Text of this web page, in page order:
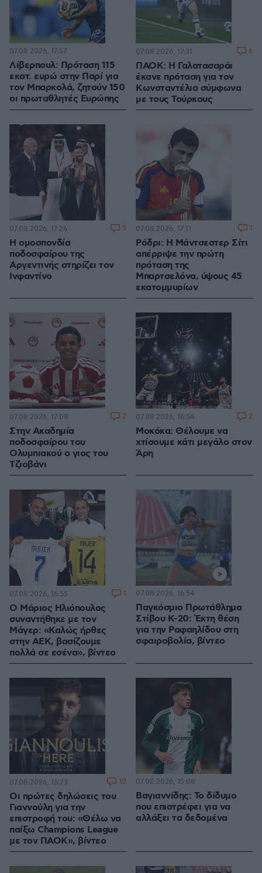
Λίβερπουλ: Πρόταση 115
εκατ. ευρώ στην Παρί για
τον Μπαρκολά, ζητούν 150
οι πρωταθλητές Ευρώπης
07.08.2026, 17:57
ΠΑΟΚ: Η Γαλατασαράι
έκανε πρόταση για τον
Κωνσταντέλια σύμφωνα
με τους Τούρκους
07.08.2026, 17:31 6
Η ομοσπονδία
ποδοσφαίρου της
Αργεντινής στηρίζει τον
Ινφαντίνο
07.08.2026, 17:26 5
Ρόδρι: Η Μάντσεστερ Σίτι
απέρριψε την πρώτη
πρόταση της
Μπαρτσελόνα, ύψους 45
εκατομμυρίων
07.08.2026, 17:11 1
Στην Ακαδημία
ποδοσφαίρου του
Ολυμπιακού ο γιος του
Τζιοβάνι
07.08.2026, 17:08 2
Μοκόκα: Θέλουμε να
χτίσουμε κάτι μεγάλο στον
Άρη
07.08.2026, 16:56 2
Ο Μάριος Ηλιόπουλος
συναντήθηκε με τον
Μάγερ: «Καλώς ήρθες
στην ΑΕΚ, βασίζουμε
πολλά σε εσένα», βίντεο
07.08.2026, 16:55 1
Παγκόσμιο Πρωτάθλημα
Στίβου Κ-20: Έκτη θέση
για την Ραφαηλίδου στη
σφαιροβολία, βίντεο
07.08.2026, 16:54
Οι πρώτες δηλώσεις του
Γιαννούλη για την
επιστροφή του: «Θέλω να
παίξω Champions League
με τον ΠΑΟΚ», βίντεο
07.08.2026, 16:23 10
Βαγιαννίδης: Το δίδυμο
που επιστρέφει για να
αλλάξει τα δεδομένα
07.08.2026, 15:08